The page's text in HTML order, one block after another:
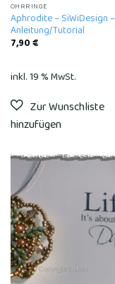
OHRRINGE
Aphrodite – SiWiDesign –
Anleitung/Tutorial
7,90€
inkl. 19 % MwSt.